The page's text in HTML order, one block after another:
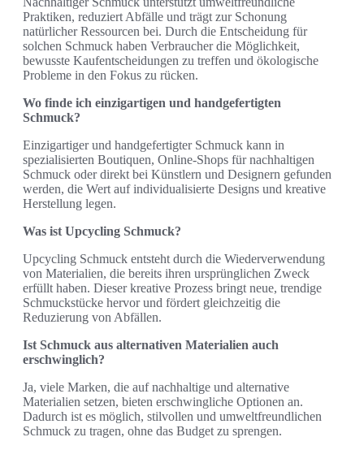
Praktiken, reduziert Abfälle und trägt zur Schonung
natürlicher Ressourcen bei. Durch die Entscheidung für
solchen Schmuck haben Verbraucher die Möglichkeit,
bewusste Kaufentscheidungen zu treffen und ökologische
Probleme in den Fokus zu rücken.
Wo finde ich einzigartigen und handgefertigten
Schmuck?
Einzigartiger und handgefertigter Schmuck kann in
spezialisierten Boutiquen, Online-Shops für nachhaltigen
Schmuck oder direkt bei Künstlern und Designern gefunden
werden, die Wert auf individualisierte Designs und kreative
Herstellung legen.
Was ist Upcycling Schmuck?
Upcycling Schmuck entsteht durch die Wiederverwendung
von Materialien, die bereits ihren ursprünglichen Zweck
erfüllt haben. Dieser kreative Prozess bringt neue, trendige
Schmuckstücke hervor und fördert gleichzeitig die
Reduzierung von Abfällen.
Ist Schmuck aus alternativen Materialien auch
erschwinglich?
Ja, viele Marken, die auf nachhaltige und alternative
Materialien setzen, bieten erschwingliche Optionen an.
Dadurch ist es möglich, stilvollen und umweltfreundlichen
Schmuck zu tragen, ohne das Budget zu sprengen.